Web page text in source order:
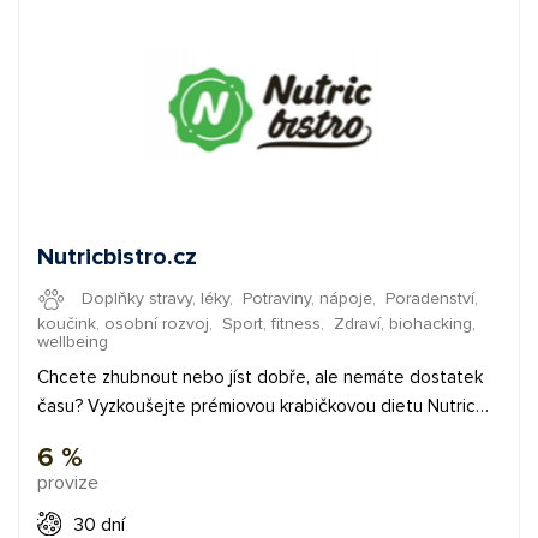
neváhejte ho kontaktovat, pokud potřebujete: poradit s
registrací do programu, navrhnout vhodný způsob
propagace školení, pomoci s nasazením odkazů nebo
Nutricbistro.cz
Doplňky stravy, léky, Potraviny, nápoje, Poradenství,
koučink, osobní rozvoj, Sport, fitness, Zdraví, biohacking,
wellbeing
Chcete zhubnout nebo jíst dobře, ale nemáte dostatek
času? Vyzkoušejte prémiovou krabičkovou dietu Nutric
představ a chutí. K vaření používáme pouze ty
nejkvalitnější suroviny v bio nebo ve farmářské kvalitě. ✅
provize 6 % ✅ průměrná objednávka 7800 KČ ✅ bannery
6 %
provize
30 dní